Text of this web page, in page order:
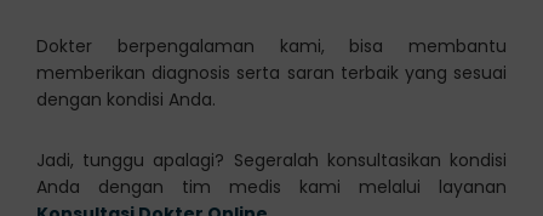
Dokter berpengalaman kami, bisa membantu
memberikan diagnosis serta saran terbaik yang sesuai
dengan kondisi Anda.
Jadi, tunggu apalagi? Segeralah konsultasikan kondisi
Anda dengan tim medis kami melalui layanan